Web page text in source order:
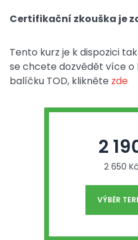
Certifikační zkouška je
Tento kurz je k dispozici
se chcete dozvědět více o
balíčku TOD, klikněte zde
2
2 650
VÝBĚR